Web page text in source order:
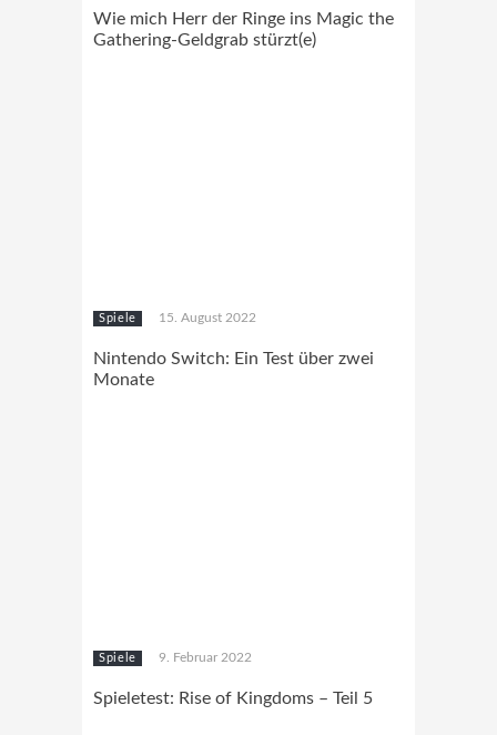
Wie mich Herr der Ringe ins Magic the
Gathering-Geldgrab stürzt(e)
Spiele 15. August 2022
Nintendo Switch: Ein Test über zwei
Monate
Spiele 9. Februar 2022
Spieletest: Rise of Kingdoms – Teil 5